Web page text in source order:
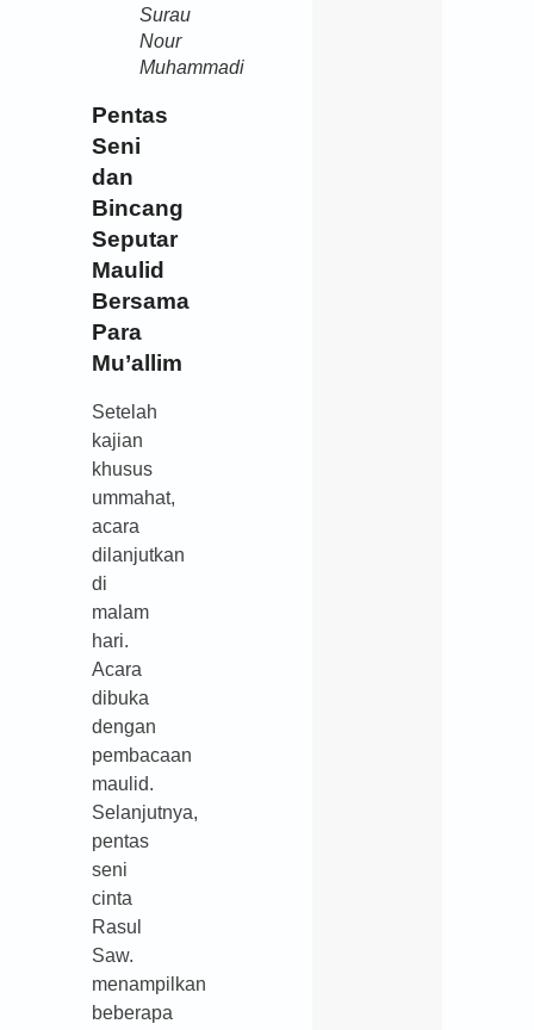
Surau
Nour
Muhammadi
Pentas
Seni
dan
Bincang
Seputar
Maulid
Bersama
Para
Mu’allim
Setelah
kajian
khusus
ummahat,
acara
dilanjutkan
di
malam
hari.
Acara
dibuka
dengan
pembacaan
maulid.
Selanjutnya,
pentas
seni
cinta
Rasul
Saw.
menampilkan
beberapa